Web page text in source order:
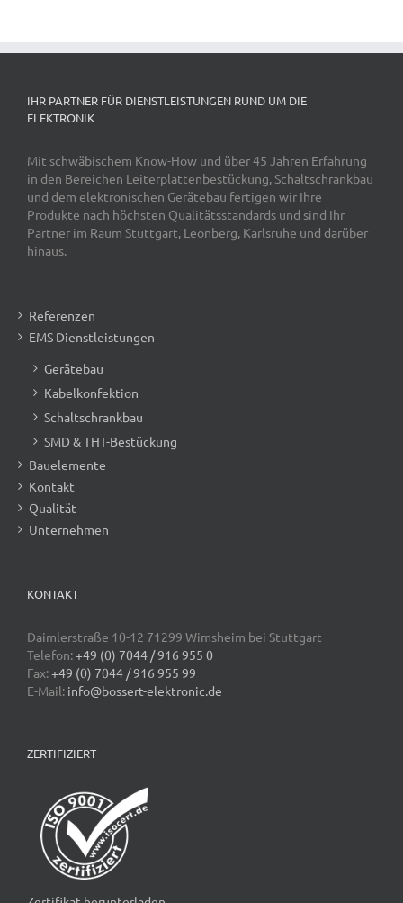
IHR PARTNER FÜR DIENSTLEISTUNGEN RUND UM DIE
ELEKTRONIK
Mit schwäbischem Know-How und über 45 Jahren Erfahrung
in den Bereichen Leiterplattenbestückung, Schaltschrankbau
und dem elektronischen Gerätebau fertigen wir Ihre
Produkte nach höchsten Qualitätsstandards und sind Ihr
Partner im Raum Stuttgart, Leonberg, Karlsruhe und darüber
hinaus.
Referenzen
EMS Dienstleistungen
Gerätebau
Kabelkonfektion
Schaltschrankbau
SMD & THT-Bestückung
Bauelemente
Kontakt
Qualität
Unternehmen
KONTAKT
Daimlerstraße 10-12 71299 Wimsheim bei Stuttgart
Telefon:+49 (0) 7044 / 916 955 0
Fax:+49 (0) 7044 / 916 955 99
E-Mail: info@bossert-elektronic.de
ZERTIFIZIERT